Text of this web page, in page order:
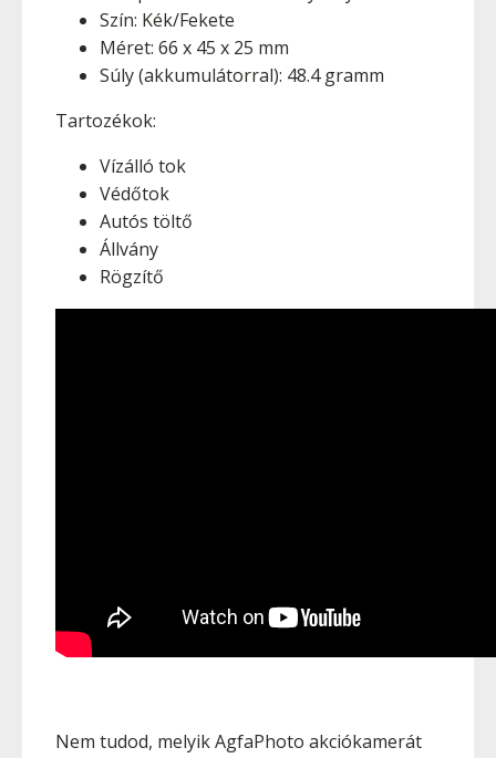
Szín: Kék/Fekete
Méret: 66 x 45 x 25 mm
Súly (akkumulátorral): 48.4 gramm
Tartozékok:
Vízálló tok
Védőtok
Autós töltő
Állvány
Rögzítő
Nem tudod, melyik AgfaPhoto akciókamerát